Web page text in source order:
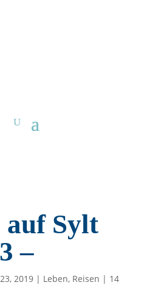
Sylt
–
2019| Leben, Reisen | 14